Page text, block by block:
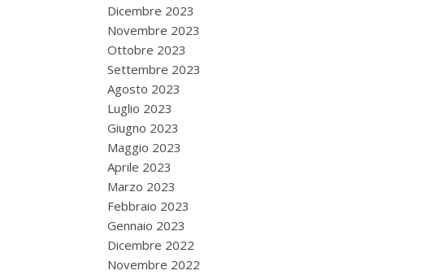
Dicembre 2023
Novembre 2023
Ottobre 2023
Settembre 2023
Agosto 2023
Luglio 2023
Giugno 2023
Maggio 2023
Aprile 2023
Marzo 2023
Febbraio 2023
Gennaio 2023
Dicembre 2022
Novembre 2022